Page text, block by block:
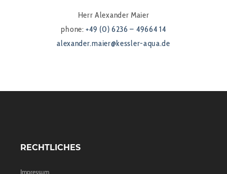
Herr Alexander Maier
phone:+49 (0) 6236 – 49664 14
alexander.maier@kessler-aqua.de
RECHTLICHES